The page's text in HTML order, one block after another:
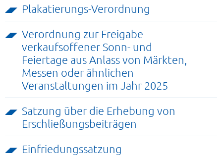
Plakatierungs-Verordnung
Verordnung zur Freigabe
verkaufsoffener Sonn- und
Feiertage aus Anlass von Märkten,
Messen oder ähnlichen
Veranstaltungen im Jahr 2025
Satzung über die Erhebung von
Erschließungsbeiträgen
Einfriedungssatzung